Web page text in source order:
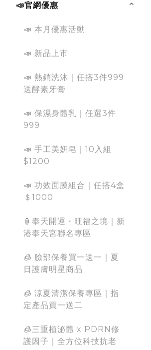
📣官網優惠
📣 本月優惠活動
📣 新品上市
📣 熱銷洗沐｜任搭3件999
送酵素牙膏
📣 保濕身體乳｜任選3件
999
📣 手工美妍皂｜10入組
$1200
📣 功效面膜組合｜任搭4盒
＄1000
🏮奉天開運・旺福之境｜新
港奉天宮聯名專區
🧊 臉部保養買一送一｜夏
日護膚明星商品
🧊 涼夏清潔保養專區｜指
定產品買一送二
🧊三重植泌體 x PDRN修
護因子｜全方位科技抗老